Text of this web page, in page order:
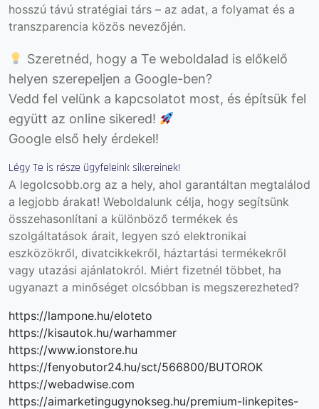
hosszú távú stratégiai társ – az adat, a folyamat és a
transzparencia közös nevezőjén.
Szeretnéd, hogy a Te weboldalad is előkelő
helyen szerepeljen a Google-ben?
Vedd fel velünk a kapcsolatot most, és építsük fel
együtt az online sikered!
Google első hely érdekel!
Légy Te is része ügyfeleink sikereinek!
A legolcsobb.org az a hely, ahol garantáltan megtalálod
a legjobb árakat! Weboldalunk célja, hogy segítsünk
összehasonlítani a különböző termékek és
szolgáltatások árait, legyen szó elektronikai
eszközökről, divatcikkekről, háztartási termékekről
vagy utazási ajánlatokról. Miért fizetnél többet, ha
ugyanazt a minőséget olcsóbban is megszerezheted?
https://lampone.hu/eloteto
https://kisautok.hu/warhammer
https://www.ionstore.hu
https://fenyobutor24.hu/sct/566800/BUTOROK
https://webadwise.com
https://aimarketingugynokseg.hu/premium-linkepites-